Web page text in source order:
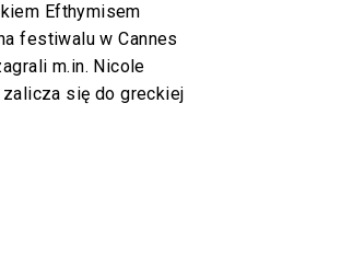
Efthymisem
festiwalu w Cannes
m.in. Nicole
się do greckiej